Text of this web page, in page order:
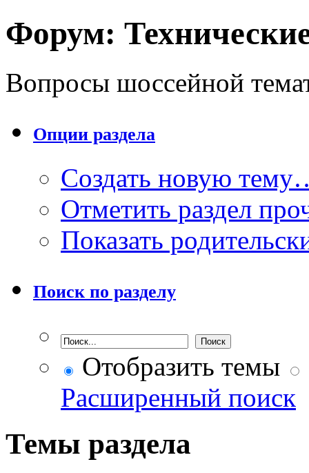
Форум:
Вопросы шоссейной
Опции раздела
Создать новую
Отметить раздел
Показать
Поиск по разделу
Отобразить темы
Расширенный поиск
Темы раздела